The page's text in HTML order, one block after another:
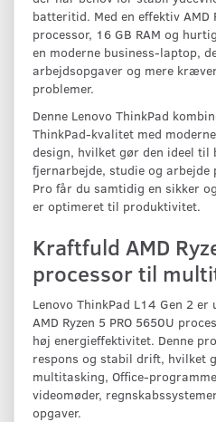
batteritid. Med en effektiv AMD
processor, 16 GB RAM og
en moderne business-laptop,
arbejdsopgaver og mere
problemer.
Denne Lenovo ThinkPad
ThinkPad-kvalitet med
design, hvilket gør den ideel til
fjernarbejde, studie og arbejde
Pro får du samtidig en sikker
er optimeret til produktivitet.
Kraftfuld AMD
processor til
Lenovo ThinkPad L14 Gen 2
AMD Ryzen 5 PRO 5650U
høj energieffektivitet. Denne
respons og stabil drift, hvilket
multitasking, Office-
videomøder,
opgaver.